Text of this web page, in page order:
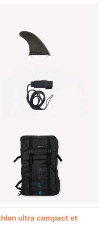
ultra compact et